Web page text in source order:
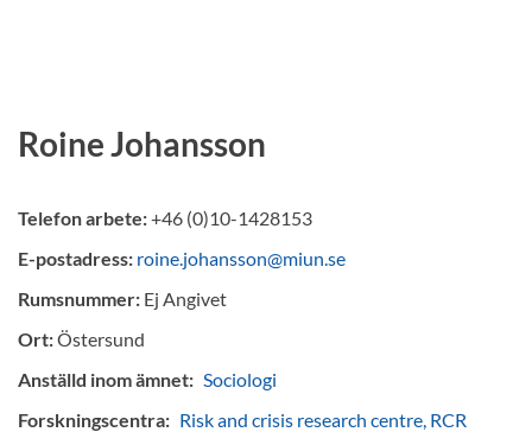
Roine Johansson
Telefon arbete:+46 (0)10-1428153
E-postadress: roine.johansson@miun.se
Rumsnummer: Ej Angivet
Ort:Östersund
Anställd inom ämnet: Sociologi
Forskningscentra: Risk and crisis research centre, RCR